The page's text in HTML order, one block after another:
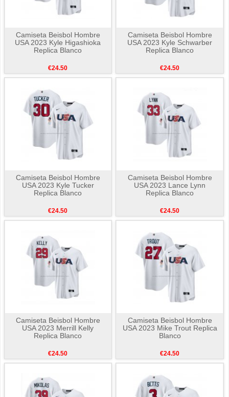
Camiseta Beisbol Hombre
USA 2023 Kyle Higashioka
Replica Blanco
€24.50
Camiseta Beisbol Hombre
USA 2023 Kyle Schwarber
Replica Blanco
€24.50
Camiseta Beisbol Hombre
USA 2023 Kyle Tucker
Replica Blanco
€24.50
Camiseta Beisbol Hombre
USA 2023 Lance Lynn
Replica Blanco
€24.50
Camiseta Beisbol Hombre
USA 2023 Merrill Kelly
Replica Blanco
€24.50
Camiseta Beisbol Hombre
USA 2023 Mike Trout Replica
Blanco
€24.50